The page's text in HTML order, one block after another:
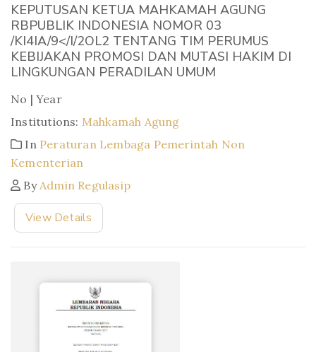
KEPUTUSAN KETUA MAHKAMAH AGUNG
RBPUBLIK INDONESIA NOMOR 03
/KI4IA/9</I/2OL2 TENTANG TIM PERUMUS
KEBIJAKAN PROMOSI DAN MUTASI HAKIM DI
LINGKUNGAN PERADILAN UMUM
No | Year
Institutions: Mahkamah Agung
In Peraturan Lembaga Pemerintah Non
Kementerian
By Admin Regulasip
View Details